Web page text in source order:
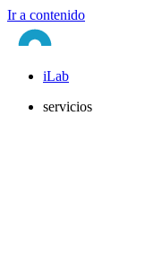
Ir a contenido
iLab
servicios